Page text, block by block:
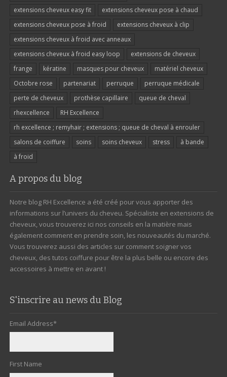
extensions cheveux easy fit
extensions cheveux pose à chaud
extensions cheveux pose à froid
extensions cheveux à clip
extensions cheveux à froid avec anneaux
extensions cheveux à froid easy loop
extensions de cheveux
frange
kératine masques pour cheveux
matériel cheveux
Octobre rose
partenariat perruque
perruque médicale
perte de cheveux
prothèse capillaire
queue de cheval
rhexcellence
RH Excellence
rh excellence ; remyhair ; extensions ; queue de cheval à enrouler
salons de coiffure
soins soins cheveux stress
à bande
à froid
A propos du blog
Notre blog RH Excellence a été créé pour vous apporter des
informations sur l’univers du cheveu. Spécialiste en extensions de
cheveux, vous trouverez ici nos conseils en la matière mais
également comment en prendre soin, les nouveautés du marché.
Vous trouverez aussi des articles sur comment soigner vos
cheveux, des tutos coiffure pour être la plus belle ou encore des
accessoires à mettre en avant !
S'inscrire au news du Blog
Email Address*
First Name